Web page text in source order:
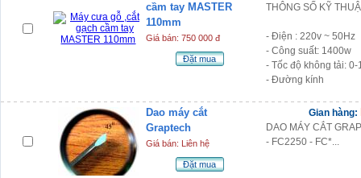
cầm tay MASTER
110mm
Giá bán: 750 000 đ
Đặt mua
THÔNG SỐ KỸ
- Điện : 220v ~ 50Hz
- Công suất: 1400w
- Tốc độ không tải:
- Đường kính
Dao máy cắt
Graptech
Giá bán: Liên hệ
Đặt mua
Gian hàng:
DAO MÁY CẮT
- FC2250 - FC*...